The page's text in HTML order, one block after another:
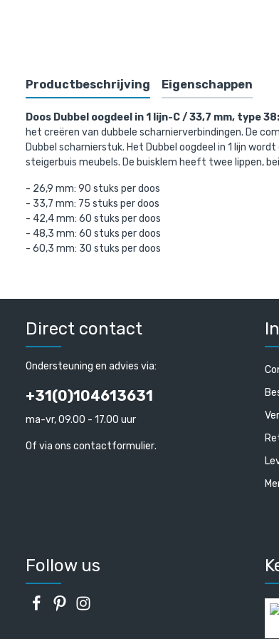
Productbeschrijving Eigenschappen
Doos Dubbel oogdeel in 1 lijn-C / 33,7 mm, type 38:
het creëren van dubbele scharnierverbindingen. De
Dubbel scharnierstuk. Het Dubbel oogdeel in 1 lijn
steigerbuis meubels. De buisklem heeft twee lippen,
- 26,9 mm: 90 stuks per doos
- 33,7 mm: 75 stuks per doos
- 42,4 mm: 60 stuks per doos
- 48,3 mm: 60 stuks per doos
- 60,3 mm: 30 stuks per doos
Follow us
Direct contact
Ondersteuning en advies via:
+31(0)104613631
ma-vr, 09.00 - 17.00 uur
Of via ons contactformulier.